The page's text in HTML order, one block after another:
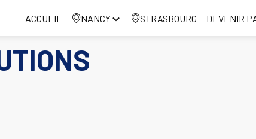
ACCUEIL NANCY STRASBOURG DEVENIR